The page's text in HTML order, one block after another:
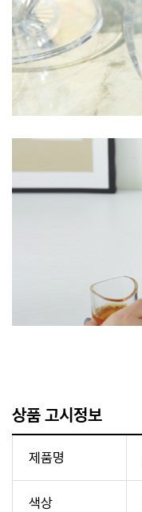
상품 고시정보
제품명
색상